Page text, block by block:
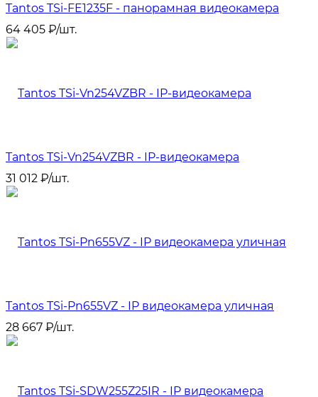
Tantos TSi-FE1235F - панорамная видеокамера
64 405 ₽/шт.
Tantos TSi-Vn254VZBR - IP-видеокамера
31 012 ₽/шт.
Tantos TSi-Pn655VZ - IP видеокамера уличная
28 667 ₽/шт.